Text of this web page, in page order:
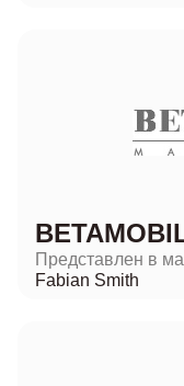
Представлен в
Fabian Smith